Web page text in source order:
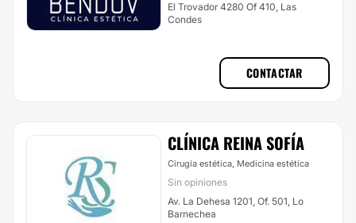
El Trovador 4280 Of 410, Las
Condes
CONTACTAR
CLÍNICA REINA SOFÍA
Cirugía estética, Medicina estética
Sin opiniones
Av. La Dehesa 1201, Of. 501, Lo
Barnechea